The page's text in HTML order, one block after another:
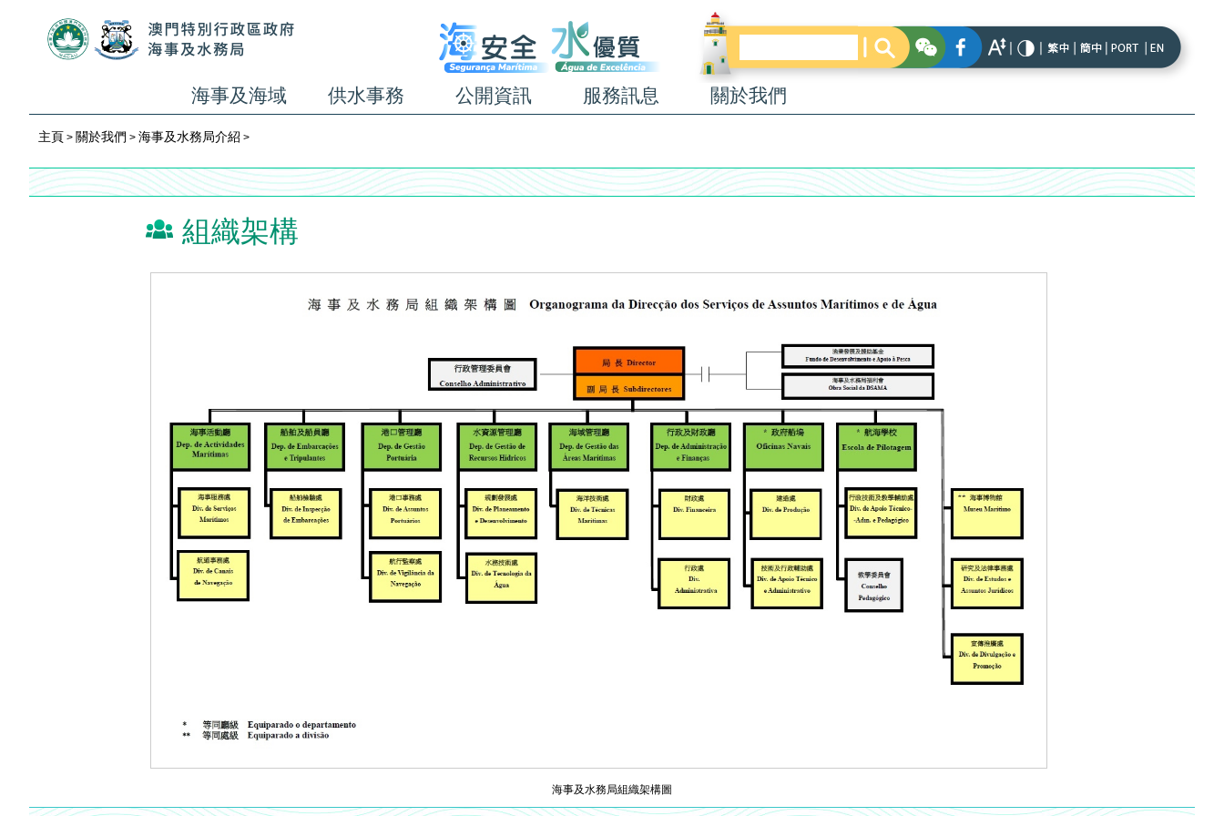
海事及海域 供水事務 公開資訊 服務訊息 關於我們
主頁 > 關於我們 > 海事及水務局介紹 >
組織架構
海事及水務局組織架構圖